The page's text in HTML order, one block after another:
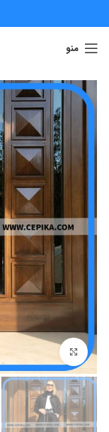
منو
برای